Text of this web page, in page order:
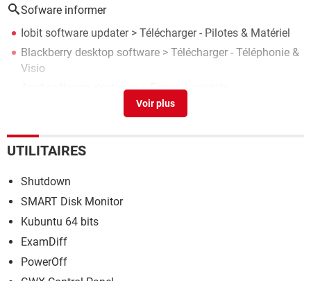
Sofware informer
Iobit software updater> Télécharger - Pilotes & Matériel
Blackberry desktop software > Télécharger - Téléphonie &
Visio
Amd software c'est quoi>Forum Logiciels
> Télécharger - Optimisation
UTILITAIRES
Shutdown
SMART Disk Monitor
Kubuntu 64 bits
ExamDiff
PowerOff